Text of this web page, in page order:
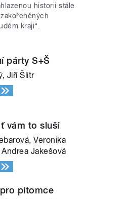
historii stále
kraji“.
párty S+Š
Jiří Šlitr
vám to sluší
Veronika
Jakešová
pitomce